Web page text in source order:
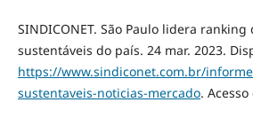
SINDICONET. São Paulo lidera ranking
sustentáveis do país. 24 mar. 2023.
https://www.sindiconet.com.br/
sustentaveis-noticias-mercado⁠.